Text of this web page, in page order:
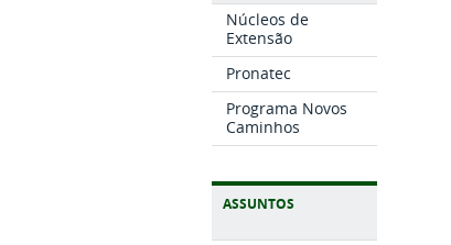
Núcleos de
Extensão
Pronatec
Programa Novos
Caminhos
ASSUNTOS